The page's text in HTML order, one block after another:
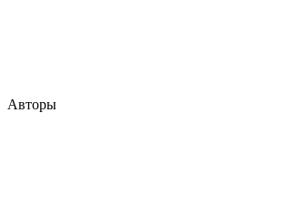
Авторы